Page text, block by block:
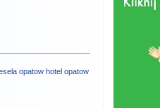
opatow hotel opatow